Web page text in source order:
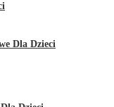
Dla Dzieci